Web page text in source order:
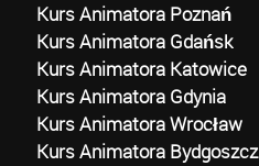
Kurs Animatora Poznań
Kurs Animatora Gdańsk
Kurs Animatora Katowice
Kurs Animatora Gdynia
Kurs Animatora Wrocław
Kurs Animatora Bydgoszcz